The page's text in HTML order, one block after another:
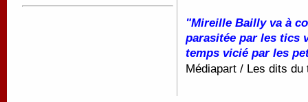
"Mireille Bailly va à
parasitée par les tics
temps vicié par les
Médiapart / Les dits